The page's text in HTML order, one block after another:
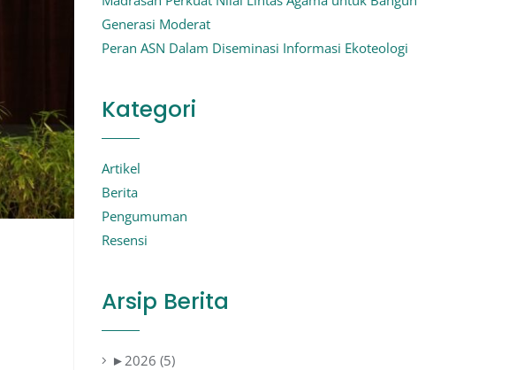
Generasi Moderat
Peran ASN Dalam Diseminasi Informasi Ekoteologi
Kategori
Artikel
Berita
Pengumuman
Resensi
Arsip Berita
►2026 (5)